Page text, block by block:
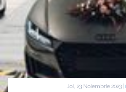
Joi, 23 Noiembrie 2023 |